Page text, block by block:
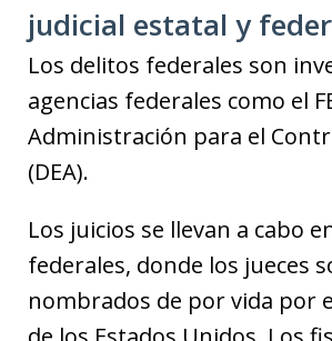
judicial estatal y
Los delitos federales son
agencias federales como el
Administración para el
(DEA).
Los juicios se llevan a cabo
federales, donde los jueces
nombrados de por vida por